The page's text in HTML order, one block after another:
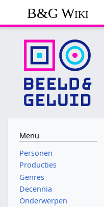
B&G Wiki
Menu
Personen
Producties
Genres
Decennia
Onderwerpen